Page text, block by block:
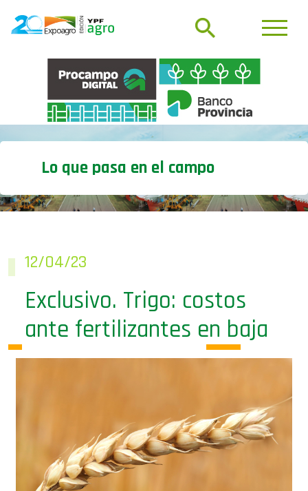
Lo que pasa en el campo
12/04/23
Exclusivo. Trigo: costos
ante fertilizantes en baja